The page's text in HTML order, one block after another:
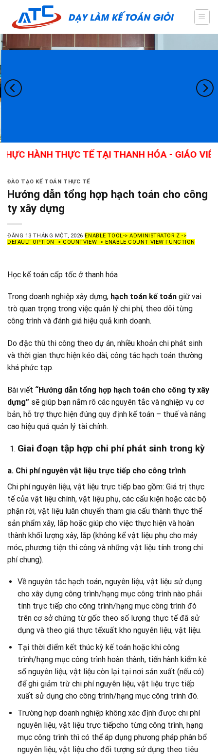
content
THỰC TẾ TẠI THANH HÓA - GIÁO VIÊN
ĐÀO TẠO KẾ TOÁN THỰC TẾ
Hướng dẫn tổng hợp hạch toán cho công
ty xây dựng
ĐĂNG 13 THÁNG MỘT, 2026 ENABLE TOOL-> ADMINISTRATOR Z ->
DEFAULT OPTION -> COUNTVIEW -> ENABLE COUNT VIEW FUNCTION
Học kế toán cấp tốc ở thanh hóa
Trong doanh nghiệp xây dựng, hạch toán kế toán giữ vai
trò quan trọng trong việc quản lý chi phí, theo dõi từng
công trình và đánh giá hiệu quả kinh doanh.
Do đặc thù thi công theo dự án, nhiều khoản chi phát sinh
và thời gian thực hiện kéo dài, công tác hạch toán thường
khá phức tạp.
Bài viết “Hướng dẫn tổng hợp hạch toán cho công ty xây
dựng” sẽ giúp bạn nắm rõ các nguyên tắc và nghiệp vụ cơ
bản, hỗ trợ thực hiện đúng quy định kế toán – thuế và nâng
cao hiệu quả quản lý tài chính.
Giai đoạn tập hợp chi phí phát sinh trong kỳ
a. Chi phí nguyên vật liệu trực tiếp cho công trình
Chi phí nguyên liệu, vật liệu trực tiếp bao gồm: Giá trị thực
tế của vật liệu chính, vật liệu phụ, các cấu kiện hoặc các bộ
phận rời, vật liệu luân chuyển tham gia cấu thành thực thể
sản phẩm xây, lắp hoặc giúp cho việc thực hiện và hoàn
thành khối lượng xây, lắp (không kể vật liệu phụ cho máy
móc, phương tiện thi công và những vật liệu tính trong chi
phí chung).
Về nguyên tắc hạch toán, nguyên liệu, vật liệu sử dụng
cho xây dựng công trình/hạng mục công trình nào phải
tính trực tiếp cho công trình/hạng mục công trình đó
trên cơ sở chứng từ gốc theo số lượng thực tế đã sử
dụng và theo giá thực tếxuất kho nguyên liệu, vật liệu.
Tại thời điểm kết thúc kỳ kế toán hoặc khi công
trình/hạng mục công trình hoàn thành, tiến hành kiểm kê
số nguyên liệu, vật liệu còn lại tại nơi sản xuất (nếu có)
để ghi giảm trừ chi phí nguyên liệu, vật liệu trực tiếp
xuất sử dụng cho công trình/hạng mục công trình đó.
Trường hợp doanh nghiệp không xác định được chi phí
nguyên liệu, vật liệu trực tiếpcho từng công trình, hạng
mục công trình thì có thể áp dụng phương pháp phân bổ
nguyên liệu, vật liệu cho đối tượng sử dụng theo tiêu